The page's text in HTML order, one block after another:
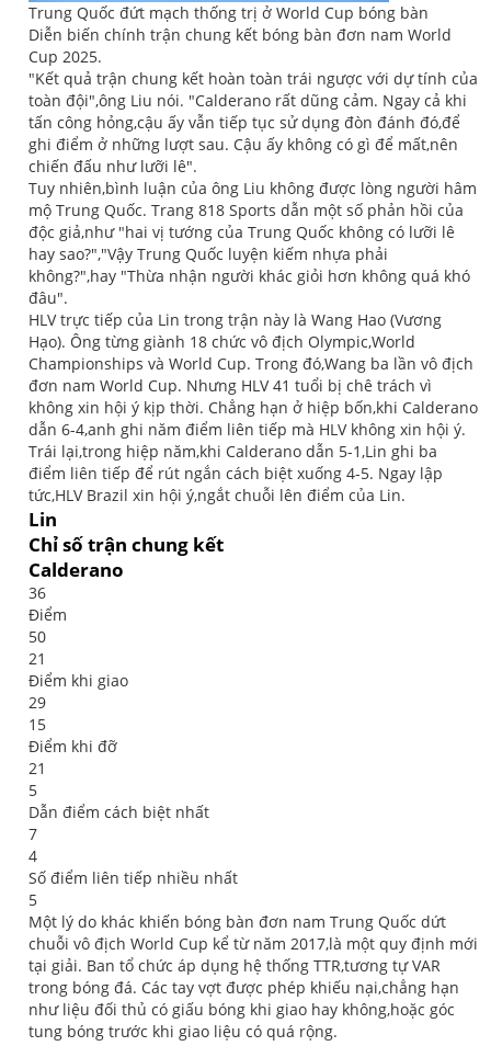
Trung Quốc đứt mạch thống trị ở World Cup bóng bàn
Diễn biến chính trận chung kết bóng bàn đơn nam World
Cup 2025.
"Kết quả trận chung kết hoàn toàn trái ngược với dự tính của
toàn đội",ông Liu nói. "Calderano rất dũng cảm. Ngay cả khi
tấn công hỏng,cậu ấy vẫn tiếp tục sử dụng đòn đánh đó,để
ghi điểm ở những lượt sau. Cậu ấy không có gì để mất,nên
chiến đấu như lưỡi lê".
Tuy nhiên,bình luận của ông Liu không được lòng người hâm
mộ Trung Quốc. Trang 818 Sports dẫn một số phản hồi của
độc giả,như "hai vị tướng của Trung Quốc không có lưỡi lê
hay sao?","Vậy Trung Quốc luyện kiếm nhựa phải
không?",hay "Thừa nhận người khác giỏi hơn không quá khó
đâu".
HLV trực tiếp của Lin trong trận này là Wang Hao (Vương
Hạo). Ông từng giành 18 chức vô địch Olympic,World
Championships và World Cup. Trong đó,Wang ba lần vô địch
đơn nam World Cup. Nhưng HLV 41 tuổi bị chê trách vì
không xin hội ý kịp thời. Chẳng hạn ở hiệp bốn,khi Calderano
dẫn 6-4,anh ghi năm điểm liên tiếp mà HLV không xin hội ý.
Trái lại,trong hiệp năm,khi Calderano dẫn 5-1,Lin ghi ba
điểm liên tiếp để rút ngắn cách biệt xuống 4-5. Ngay lập
tức,HLV Brazil xin hội ý,ngắt chuỗi lên điểm của Lin.
Lin
Chỉ số trận chung kết
Calderano
36
Điểm
50
21
Điểm khi giao
29
15
Điểm khi đỡ
21
5
Dẫn điểm cách biệt nhất
7
4
Số điểm liên tiếp nhiều nhất
5
Một lý do khác khiến bóng bàn đơn nam Trung Quốc dứt
chuỗi vô địch World Cup kể từ năm 2017,là một quy định mới
tại giải. Ban tổ chức áp dụng hệ thống TTR,tương tự VAR
trong bóng đá. Các tay vợt được phép khiếu nại,chẳng hạn
như liệu đối thủ có giấu bóng khi giao hay không,hoặc góc
tung bóng trước khi giao liệu có quá rộng.